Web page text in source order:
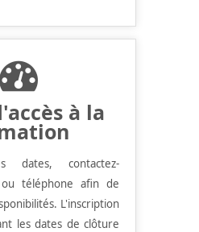
à la
dates, contactez-
téléphone afin de
L'inscription
les dates de clôture